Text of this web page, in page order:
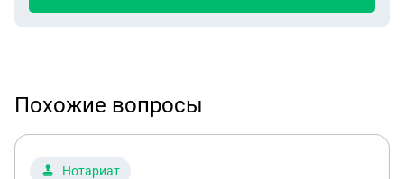
Похожие вопросы
Нотариат